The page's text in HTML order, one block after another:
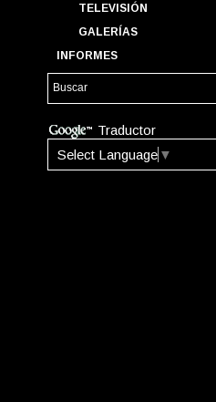
TELEVISIÓN
GALERÍAS
INFORMES
Traductor
Select Language ▼